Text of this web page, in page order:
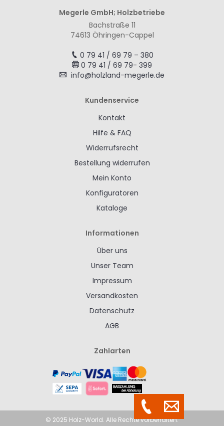
Megerle GmbH; Holzbetriebe
Bachstraße 11
74613 Öhringen-Cappel
0 79 41 / 69 79 – 380
0 79 41 / 69 79- 399
info@holzland-megerle.de
Kundenservice
Kontakt
Hilfe & FAQ
Widerrufsrecht
Bestellung widerrufen
Mein Konto
Konfiguratoren
Kataloge
Informationen
Über uns
Unser Team
Impressum
Versandkosten
Datenschutz
AGB
Zahlarten
© 2025 Holz-World. Alle Rechte vorbehalten.